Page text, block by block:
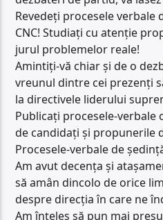
Revedeți procesele verbale
CNC! Studiați cu atenție
jurul problemelor reale!
Amintiți-vă chiar și de o
vreunul dintre cei prezenți
la directivele liderului
Publicați procesele-
de candidați și propunerile
Procesele-verbale de
Am avut decența și
să amân dincolo de orice
despre direcția în care ne
Am înțeles să pun mai